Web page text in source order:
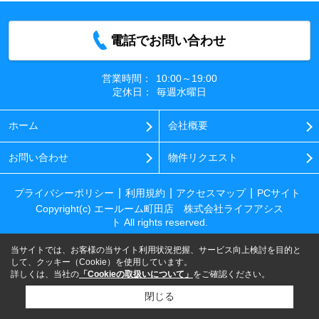
電話でお問い合わせ
営業時間：
10:00～19:00
定休日：
毎週水曜日
ホーム 会社概要
お問い合わせ 物件リクエスト
プライバシーポリシー 利用規約 アクセスマップ
PCサイト
Copyright(c) エールーム町田店 株式会社ライフアシス
ト All rights reserved.
当サイトでは、お客様の当サイト利用状況把握、サービス向上検討を目的と
して、クッキー（Cookie）を使用しています。
詳しくは、当社の 「Cookieの取扱いについて」 をご確認ください。
閉じる